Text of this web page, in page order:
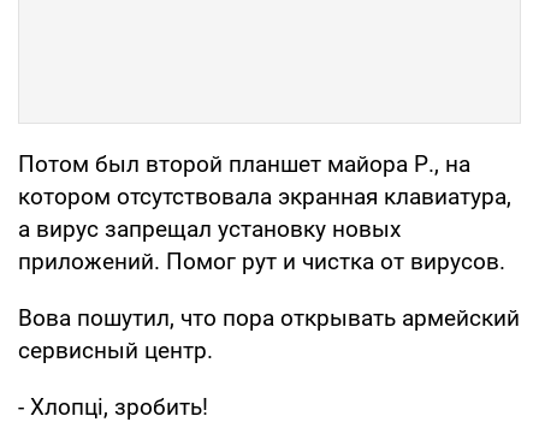
Потом был второй планшет майора Р., на
котором отсутствовала экранная клавиатура,
а вирус запрещал установку новых
приложений. Помог рут и чистка от вирусов.
Вова пошутил, что пора открывать армейский
сервисный центр.
- Хлопці, зробить!